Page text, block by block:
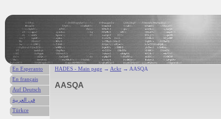
HADES - Main page → Ackr → AASQA
AASQA
En Esperanto
En français
Auf Deutsch
في العربية
Türkce